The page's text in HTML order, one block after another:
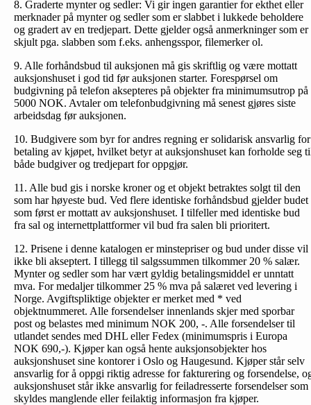
8. Graderte mynter og sedler: Vi gir ingen garantier for ekthet eller
merknader på mynter og sedler som er slabbet i lukkede beholdere
og gradert av en tredjepart. Dette gjelder også anmerkninger som er
skjult pga. slabben som f.eks. anhengsspor, filemerker ol.
9. Alle forhåndsbud til auksjonen må gis skriftlig og være mottatt
auksjonshuset i god tid før auksjonen starter. Forespørsel om
budgivning på telefon aksepteres på objekter fra minimumsutrop på
5000 NOK. Avtaler om telefonbud­givning må senest gjøres siste
arbeidsdag før auksjonen.
10. Budgivere som byr for andres regning er solidarisk ansvarlig for
betaling av kjøpet, hvilket betyr at auksjonshuset kan forholde seg
både budgiver og tredjepart for oppgjør.
11. Alle bud gis i norske kroner og et objekt betraktes solgt til den
som har høyeste bud. Ved flere identiske forhåndsbud gjelder budet
som først er mottatt av auksjonshuset. I tilfeller med identiske bud
fra sal og internettplattformer vil bud fra salen bli prioritert.
12. Prisene i denne katalogen er minstepriser og bud under disse vil
ikke bli akseptert. I tillegg til salgssummen tilkommer 20 % salær.
Mynter og sedler som har vært gyldig betalingsmiddel er unntatt
mva. For medaljer tilkommer 25 % mva på salæret ved levering i
Norge. Avgiftspliktige objekter er merket med * ved
objektnummeret. Alle forsendelser innenlands skjer med sporbar
post og belastes med minimum NOK 200, -. Alle forsendelser til
utlandet sendes med DHL eller Fedex (minimumspris i Europa
NOK 690,-). Kjøper kan også hente auksjonsobjekter hos
auksjonshuset sine kontorer i Oslo og Haugesund. Kjøper står selv
ansvarlig for å oppgi riktig adresse for fakturering og forsendelse,
auksjonshuset står ikke ansvarlig for feiladresserte forsendelser som
skyldes manglende eller feilaktig informasjon fra kjøper.